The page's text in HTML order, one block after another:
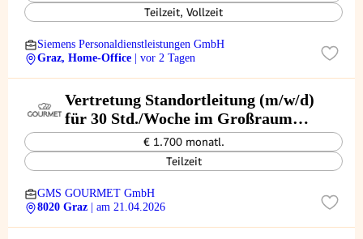
Teilzeit, Vollzeit
Siemens Personaldienstleistungen GmbH
Graz, Home-Office
| vor 2 Tagen
Vertretung Standortleitung (m/w/d)
für 30 Std./Woche im Großraum
Graz
€ 1.700 monatl.
Teilzeit
GMS GOURMET GmbH
8020 Graz
| am 21.04.2026